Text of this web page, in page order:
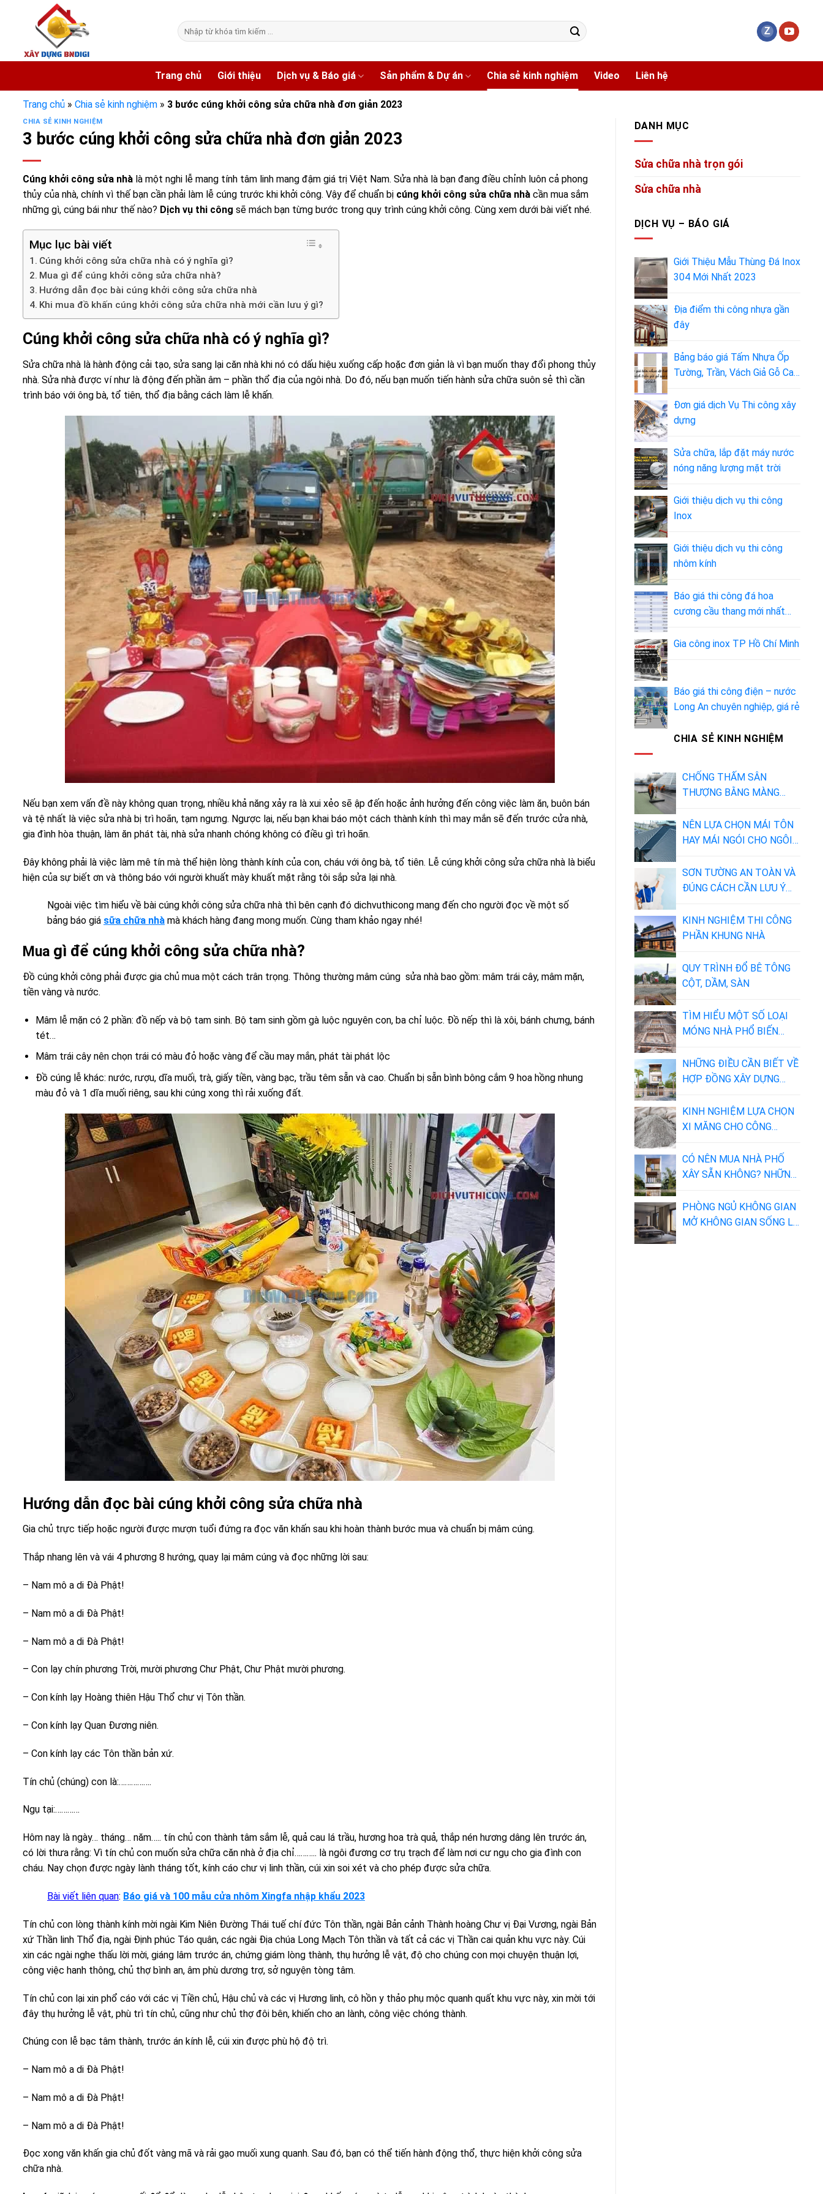
Tìm
kiếm:
Trang chủ Giới thiệu Dịch vụ & Báo giá Sản phẩm & Dự án Chia sẻ kinh nghiệm Video Liên hệ
Trang chủ » Chia sẻ kinh nghiệm » 3 bước cúng khởi công sửa chữa nhà đơn giản 2023
CHIA SẺ KINH NGHIỆM
3 bước cúng khởi công sửa chữa nhà đơn giản 2023
Cúng khởi công sửa nhà là một nghi lễ mang tính tâm linh mang đậm giá trị Việt Nam. Sửa nhà là bạn đang điều chỉnh luôn cả phong
thủy của nhà, chính vì thế bạn cần phải làm lễ cúng trước khi khởi công. Vậy để chuẩn bị cúng khởi công sửa chữa nhà cần mua sắm
những gì, cúng bái như thế nào? Dịch vụ thi công sẽ mách bạn từng bước trong quy trình cúng khởi công. Cùng xem dưới bài viết nhé.
Mục lục bài viết
Cúng khởi công sửa chữa nhà có ý nghĩa gì?
Mua gì để cúng khởi công sửa chữa nhà?
Hướng dẫn đọc bài cúng khởi công sửa chữa nhà
Khi mua đồ khấn cúng khởi công sửa chữa nhà mới cần lưu ý gì?
Cúng khởi công sửa chữa nhà có ý nghĩa gì?
Sửa chữa nhà là hành động cải tạo, sửa sang lại căn nhà khi nó có dấu hiệu xuống cấp hoặc đơn giản là vì bạn muốn thay đổi phong thủy
nhà. Sửa nhà được ví như là động đến phần âm – phần thổ địa của ngôi nhà. Do đó, nếu bạn muốn tiến hành sửa chữa suôn sẻ thì cần
trình báo với ông bà, tổ tiên, thổ địa bằng cách làm lễ khấn.
Nếu bạn xem vấn đề này không quan trọng, nhiều khả năng xảy ra là xui xẻo sẽ ập đến hoặc ảnh hưởng đến công việc làm ăn, buôn bán
và tệ nhất là việc sửa nhà bị trì hoãn, tạm ngưng. Ngược lại, nếu bạn khai báo một cách thành kính thì may mắn sẽ đến trước cửa nhà,
gia đình hòa thuận, làm ăn phát tài, nhà sửa nhanh chóng không có điều gì trì hoãn.
Đây không phải là việc làm mê tín mà thể hiện lòng thành kính của con, cháu với ông bà, tổ tiên. Lễ cúng khởi công sửa chữa nhà là biểu
hiện của sự biết ơn và thông báo với người khuất mày khuất mặt rằng tôi sắp sửa lại nhà.
Ngoài việc tìm hiểu về bài cúng khởi công sửa chữa nhà thì bên cạnh đó dichvuthicong mang đến cho người đọc về một số
bảng báo giá sữa chữa nhà mà khách hàng đang mong muốn. Cùng tham khảo ngay nhé!
Mua gì để cúng khởi công sửa chữa nhà?
Đồ cúng khởi công phải được gia chủ mua một cách trân trọng. Thông thường mâm cúng sửa nhà bao gồm: mâm trái cây, mâm mặn,
tiền vàng và nước.
Mâm lễ mặn có 2 phần: đồ nếp và bộ tam sinh. Bộ tam sinh gồm gà luộc nguyên con, ba chỉ luộc. Đồ nếp thì là xôi, bánh chưng, bánh
tét…
Mâm trái cây nên chọn trái có màu đỏ hoặc vàng để cầu may mắn, phát tài phát lộc
Đồ cúng lễ khác: nước, rượu, dĩa muối, trà, giấy tiền, vàng bạc, trầu têm sẵn và cao. Chuẩn bị sẵn bình bông cắm 9 hoa hồng nhung
màu đỏ và 1 dĩa muối riêng, sau khi cúng xong thì rải xuống đất.
Hướng dẫn đọc bài cúng khởi công sửa chữa nhà
Gia chủ trực tiếp hoặc người được mượn tuổi đứng ra đọc văn khấn sau khi hoàn thành bước mua và chuẩn bị mâm cúng.
Thắp nhang lên và vái 4 phương 8 hướng, quay lại mâm cúng và đọc những lời sau:
– Nam mô a di Đà Phật!
– Nam mô a di Đà Phật!
– Nam mô a di Đà Phật!
– Con lạy chín phương Trời, mười phương Chư Phật, Chư Phật mười phương.
– Con kính lạy Hoàng thiên Hậu Thổ chư vị Tôn thần.
– Con kính lạy Quan Đương niên.
– Con kính lạy các Tôn thần bản xứ.
Tín chủ (chúng) con là:…………….
Ngụ tại:…………
Hôm nay là ngày… tháng… năm….. tín chủ con thành tâm sắm lễ, quả cau lá trầu, hương hoa trà quả, thắp nén hương dâng lên trước án,
có lời thưa rằng: Vì tín chủ con muốn sửa chữa căn nhà ở địa chỉ……….. là ngôi đương cơ trụ trạch để làm nơi cư ngụ cho gia đình con
cháu. Nay chọn được ngày lành tháng tốt, kính cáo chư vị linh thần, cúi xin soi xét và cho phép được sửa chữa.
Bài viết liên quan: Báo giá và 100 mẫu cửa nhôm Xingfa nhập khẩu 2023
Tín chủ con lòng thành kính mời ngài Kim Niên Đường Thái tuế chí đức Tôn thần, ngài Bản cảnh Thành hoàng Chư vị Đại Vương, ngài Bản
xứ Thần linh Thổ địa, ngài Định phúc Táo quân, các ngài Địa chúa Long Mạch Tôn thần và tất cả các vị Thần cai quản khu vực này. Cúi
xin các ngài nghe thấu lời mời, giáng lâm trước án, chứng giám lòng thành, thụ hưởng lễ vật, độ cho chúng con mọi chuyện thuận lợi,
công việc hanh thông, chủ thợ bình an, âm phù dương trợ, sở nguyện tòng tâm.
Tín chủ con lại xin phổ cáo với các vị Tiền chủ, Hậu chủ và các vị Hương linh, cô hồn y thảo phụ mộc quanh quất khu vực này, xin mời tới
đây thụ hưởng lễ vật, phù trì tín chủ, cũng như chủ thợ đôi bên, khiến cho an lành, công việc chóng thành.
Chúng con lễ bạc tâm thành, trước án kính lễ, cúi xin được phù hộ độ trì.
– Nam mô a di Đà Phật!
– Nam mô a di Đà Phật!
– Nam mô a di Đà Phật!
Đọc xong văn khấn gia chủ đốt vàng mã và rải gạo muối xung quanh. Sau đó, bạn có thể tiến hành động thổ, thực hiện khởi công sửa
chữa nhà.
DANH MỤC
Sửa chữa nhà trọn gói
Sửa chữa nhà
DỊCH VỤ – BÁO GIÁ
Giới Thiệu Mẫu Thùng Đá Inox
304 Mới Nhất 2023
Địa điểm thi công nhựa gần
đây
Bảng báo giá Tấm Nhựa Ốp
Tường, Trần, Vách Giả Gỗ Cao
Đơn giá dịch Vụ Thi công xây
dựng
Sửa chữa, lắp đặt máy nước
nóng năng lượng mặt trời
Giới thiệu dịch vụ thi công
Inox
Giới thiệu dịch vụ thi công
nhôm kính
Báo giá thi công đá hoa
cương cầu thang mới nhất
Gia công inox TP Hồ Chí Minh
Báo giá thi công điện – nước
Long An chuyên nghiệp, giá rẻ
CHIA SẺ KINH NGHIỆM
CHỐNG THẤM SÂN
THƯỢNG BẰNG MÀNG
ỨNG DỤNG
NÊN LỰA CHỌN MÁI TÔN
HAY MÁI NGÓI CHO NGÔI
SƠN TƯỜNG AN TOÀN VÀ
ĐÚNG CÁCH CẦN LƯU Ý
KINH NGHIỆM THI CÔNG
PHẦN KHUNG NHÀ
QUY TRÌNH ĐỔ BÊ TÔNG
CỘT, DẦM, SÀN
TÌM HIỂU MỘT SỐ LOẠI
MÓNG NHÀ PHỔ BIẾN
NHỮNG ĐIỀU CẦN BIẾT VỀ
HỢP ĐỒNG XÂY DỰNG
KINH NGHIỆM LỰA CHỌN
XI MĂNG CHO CÔNG
CÓ NÊN MUA NHÀ PHỐ
XÂY SẴN KHÔNG? NHỮNG
NÊN BIẾT
PHÒNG NGỦ KHÔNG GIAN
MỞ KHÔNG GIAN SỐNG LÝ